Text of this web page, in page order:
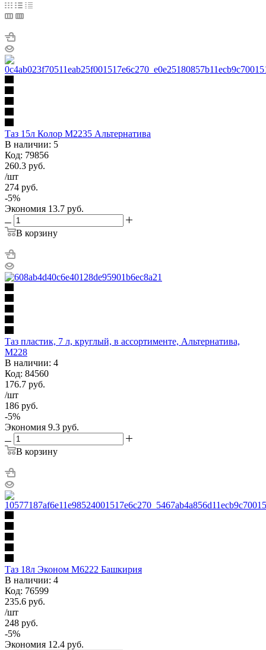
Таз 15л Колор М2235 Альтернатива
В наличии: 5
Код: 79856
260.3 руб.
/шт
274 руб.
-5%
Экономия 13.7 руб.
В корзину
Таз пластик, 7 л, круглый, в ассортименте, Альтернатива,
М228
В наличии: 4
Код: 84560
176.7 руб.
/шт
186 руб.
-5%
Экономия 9.3 руб.
В корзину
Таз 18л Эконом М6222 Башкирия
В наличии: 4
Код: 76599
235.6 руб.
/шт
248 руб.
-5%
Экономия 12.4 руб.